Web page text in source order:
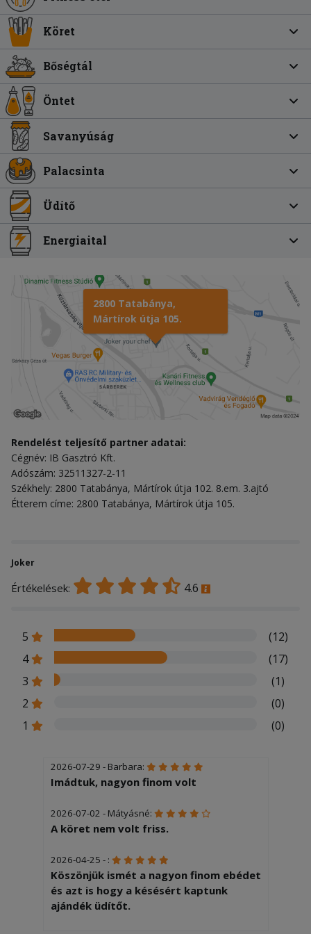
Köret
Bőségtál
Öntet
Savanyúság
Palacsinta
Üdítő
Energiaital
2800 Tatabánya,
Mártírok útja 105.
Rendelést teljesítő partner adatai:
Cégnév: IB Gasztró Kft.
Adószám: 32511327-2-11
Székhely: 2800 Tatabánya, Mártírok útja 102. 8.em. 3.ajtó
Étterem címe: 2800 Tatabánya, Mártírok útja 105.
Joker
Értékelések: 4.6
5
(12)
4
(17)
3
(1)
2
(0)
1
(0)
2026-07-29 - Barbara:
Imádtuk, nagyon finom volt
2026-07-02 - Mátyásné:
A köret nem volt friss.
2026-04-25 - :
Köszönjük ismét a nagyon finom ebédet
és azt is hogy a késésért kaptunk
ajándék üdítőt.